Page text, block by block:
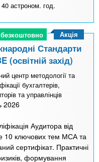
40 астроном. год.
Стандарти
(освітній захід)
центр методології та
бухгалтерів,
та управлінців
2026
Аудитора від
10 ключових тем МСА та
сертифікат. Практичні
формування
Акція